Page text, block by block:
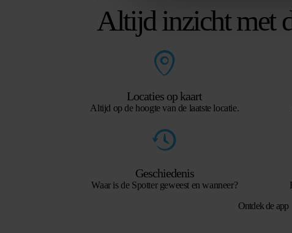
Altijd inzicht met
Locaties op kaart
Altijd op de hoogte van de laatste locatie.
Geschiedenis
Waar is de Spotter geweest en wanneer?
Ontdek de app